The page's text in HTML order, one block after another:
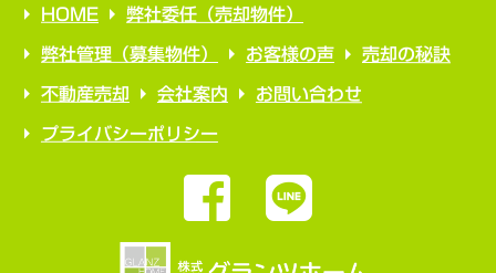
HOME 弊社委任（売却物件）
弊社管理（募集物件） お客様の声 売却の秘訣
不動産売却 会社案内 お問い合わせ
プライバシーポリシー